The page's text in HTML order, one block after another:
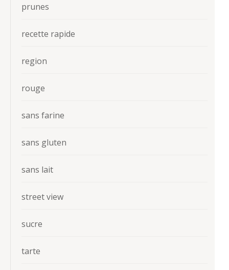
prunes
recette rapide
region
rouge
sans farine
sans gluten
sans lait
street view
sucre
tarte